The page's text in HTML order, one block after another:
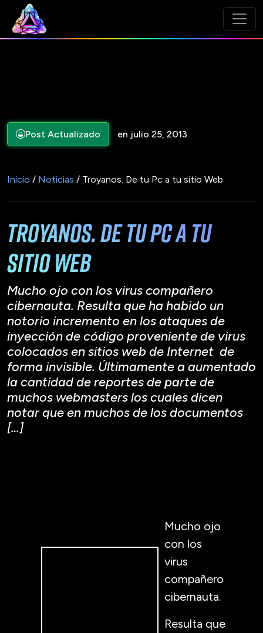
Post Actualizado en julio 25, 2013
Inicio / Noticias / Troyanos. De tu Pc a tu sitio Web
Troyanos. De tu Pc a tu
sitio Web
Mucho ojo con los virus compañero
cibernauta. Resulta que ha habido un
notorio incremento en los ataques de
inyección de código proveniente de virus
colocados en sitios web de Internet de
forma invisible. Últimamente a aumentado
la cantidad de reportes de parte de
muchos webmasters los cuales dicen
notar que en muchos de los documentos
[…]
Mucho ojo
con los
virus
compañero
cibernauta.
Resulta que